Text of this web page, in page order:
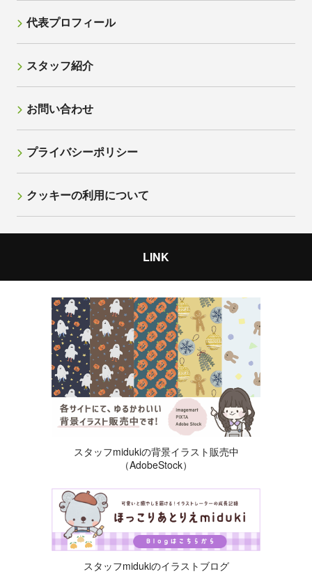
代表プロフィール
スタッフ紹介
お問い合わせ
プライバシーポリシー
クッキーの利用について
LINK
スタッフmidukiの背景イラスト販売中
（AdobeStock）
スタッフmidukiのイラストブログ